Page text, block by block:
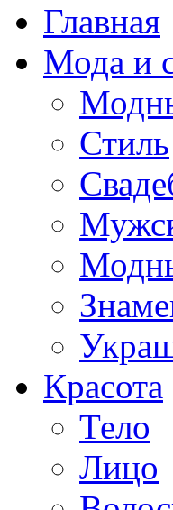
Главная
Мода и
Стиль
Красота
Тело
Лицо